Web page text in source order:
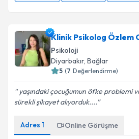
Klinik Psikolog Özlem
Psikoloji
Diyarbakır, Bağlar
5 (7 Değerlendirme)
yaşındaki çocuğumun öfke problemi
sürekli şikayet alıyorduk....
Adres 1 Online Görüşme